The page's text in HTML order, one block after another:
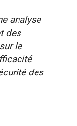
analyse
des
le
des